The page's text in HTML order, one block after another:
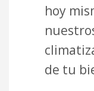
hoy
de tu